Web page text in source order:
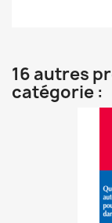
16 autres
catégorie :